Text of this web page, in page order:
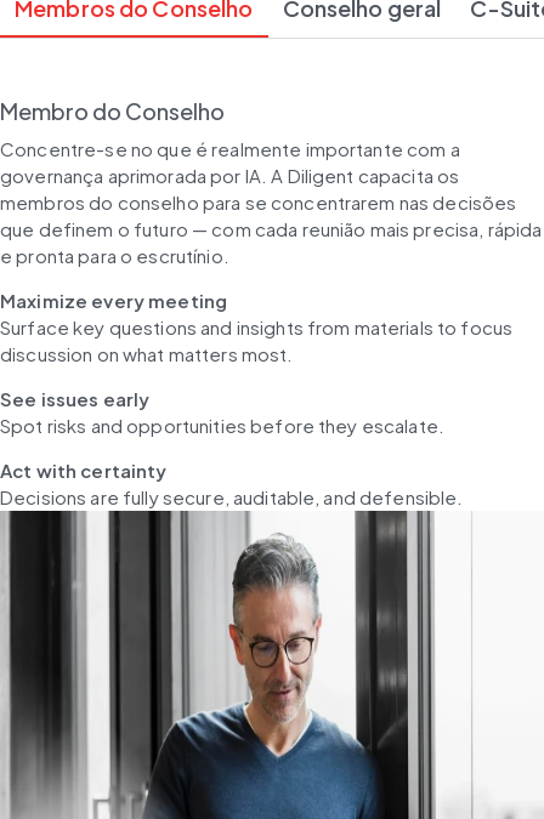
Membros do Conselho Conselho geral C-
Membro do Conselho
Concentre-se no que é realmente importante com a
governança aprimorada por IA. A Diligent capacita os
membros do conselho para se concentrarem nas decisões
que definem o futuro — com cada reunião mais precisa, rápida
e pronta para o escrutínio.
Maximize every meeting
Surface key questions and insights from materials to focus
discussion on what matters most.
See issues early
Spot risks and opportunities before they escalate.
Act with certainty
Decisions are fully secure, auditable, and defensible.